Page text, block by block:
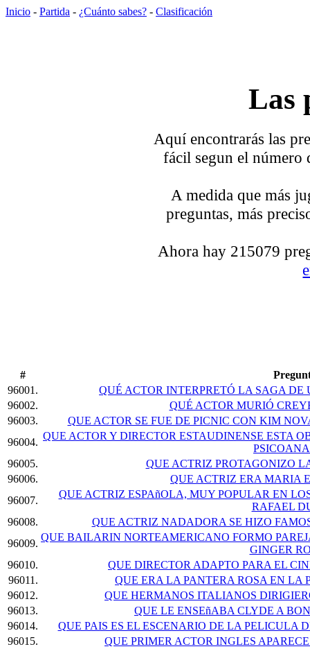
Inicio - Partida - ¿Cuánto sabes? - Clasificación
Las
Aquí encontrarás las
fácil segun el número
A medida que más
preguntas, más
Ahora hay 215079
#
96001.
QUÉ ACTOR INTERPRETÓ LA SAGA
96002.
QUÉ ACTOR MURIÓ
96003.
QUE ACTOR SE FUE DE PICNIC CON KIM
96004.
QUE ACTOR Y DIRECTOR ESTAUDINENSE ESTA
96005.
QUE ACTRIZ PROTAGONIZO
96006.
QUE ACTRIZ ERA MARIA
96007.
QUE ACTRIZ ESPAñOLA, MUY POPULAR EN
RAFAEL
96008.
QUE ACTRIZ NADADORA SE HIZO
96009.
QUE BAILARIN NORTEAMERICANO FORMO
GINGER
96010.
QUE DIRECTOR ADAPTO PARA EL
96011.
QUE ERA LA PANTERA ROSA EN LA
96012.
QUE HERMANOS ITALIANOS
96013.
QUE LE ENSEñABA CLYDE A
96014.
QUE PAIS ES EL ESCENARIO DE LA PELICULA
96015.
QUE PRIMER ACTOR INGLES